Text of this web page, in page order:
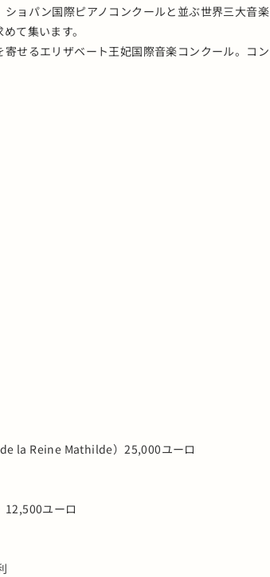
ョパン国際ピアノコンクールと並ぶ世界三大音楽
て集います。
せるエリザベート王妃国際音楽コンクール。コン
de la Reine Mathilde）25,000ユーロ
ユーロ